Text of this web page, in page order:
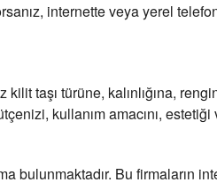
internette veya yerel
taşı türüne, kalınlığına,
kullanım amacını,
bulunmaktadır. Bu firmaların